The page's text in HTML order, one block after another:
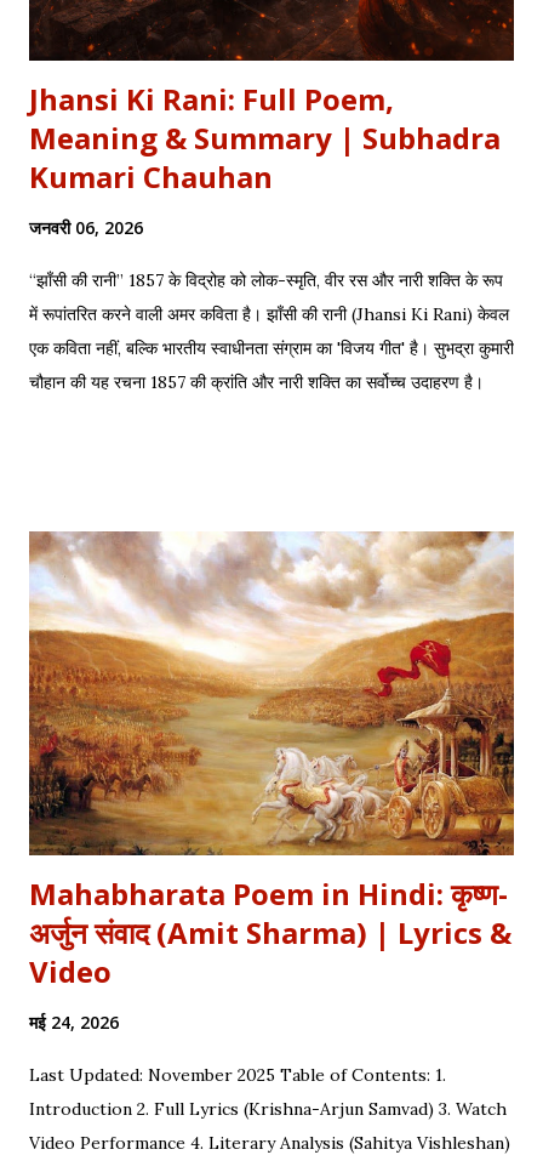
Jhansi Ki Rani: Full Poem,
Meaning & Summary | Subhadra
Kumari Chauhan
जनवरी 06, 2026
“झाँसी की रानी” 1857 के विद्रोह को लोक-स्मृति, वीर रस और नारी शक्ति के रूप
में रूपांतरित करने वाली अमर कविता है। झाँसी की रानी (Jhansi Ki Rani) केवल
एक कविता नहीं, बल्कि भारतीय स्वाधीनता संग्राम का 'विजय गीत' है। सुभद्रा कुमारी
चौहान की यह रचना 1857 की क्रांति और नारी शक्ति का सर्वोच्च उदाहरण है।
अपनी इच्छा से विद्रोह किया और इतिहास बदल दिया, ठीक वैसे ही जैसे हमने कुछ
औरतों की विद्रोही कहानियों में पढ़ा है। Exam Relevance (UPSC / NET
/ Academic) विषय: 1857 का स्वतंत्रता संग्राम (History) साहित्य: वीर रस
और राष्ट्रीय सांस्कृतिक काव्यधारा (Hindi Literature) महत्व: ...
Mahabharata Poem in Hindi: कृष्ण-
अर्जुन संवाद (Amit Sharma) | Lyrics &
Video
मई 24, 2026
Last Updated: November 2025 Table of Contents: 1.
Introduction 2. Full Lyrics (Krishna-Arjun Samvad) 3. Watch
Video Performance 4. Literary Analysis (Sahitya Vishleshan)